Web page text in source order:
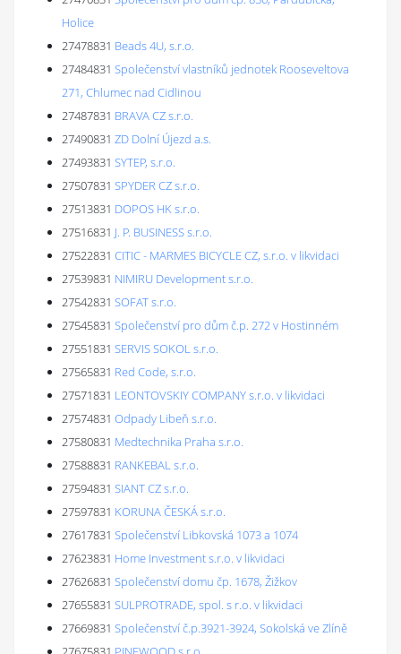
Holice
27478831 Beads 4U, s.r.o.
27484831 Společenství vlastníků jednotek Rooseveltova
271, Chlumec nad Cidlinou
27487831 BRAVA CZ s.r.o.
27490831 ZD Dolní Újezd a.s.
27493831 SYTEP, s.r.o.
27507831 SPYDER CZ s.r.o.
27513831 DOPOS HK s.r.o.
27516831 J. P. BUSINESS s.r.o.
27522831 CITIC - MARMES BICYCLE CZ, s.r.o. v likvidaci
27539831 NIMIRU Development s.r.o.
27542831 SOFAT s.r.o.
27545831 Společenství pro dům č.p. 272 v Hostinném
27551831 SERVIS SOKOL s.r.o.
27565831 Red Code, s.r.o.
27571831 LEONTOVSKIY COMPANY s.r.o. v likvidaci
27574831 Odpady Libeň s.r.o.
27580831 Medtechnika Praha s.r.o.
27588831 RANKEBAL s.r.o.
27594831 SIANT CZ s.r.o.
27597831 KORUNA ČESKÁ s.r.o.
27617831 Společenství Libkovská 1073 a 1074
27623831 Home Investment s.r.o. v likvidaci
27626831 Společenství domu čp. 1678, Žižkov
27655831 SULPROTRADE, spol. s r.o. v likvidaci
27669831 Společenství č.p.3921-3924, Sokolská ve Zlíně